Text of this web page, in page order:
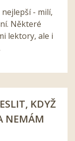
- milí,
Některé
lektory, ale i
KDYŽ
NEMÁM